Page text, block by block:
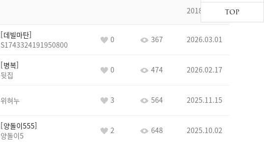
2018.09.17
데빌마탄
S1743324191950800
0 367 2026.03.01
병복
뒷집
0 474 2026.02.17
위혀누 3 564 2025.11.15
양돌이555
양돌이5
2 648 2025.10.02
TOP